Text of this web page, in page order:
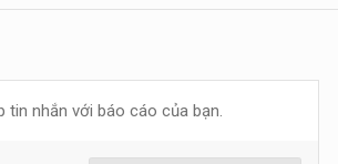
tin nhắn với báo cáo của bạn.